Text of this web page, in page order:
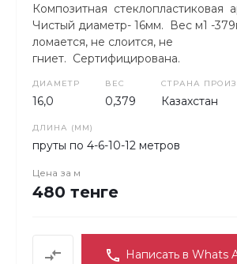
Композитная стеклопластиковая
Чистый диаметр- 16мм. Вес м1 -
ломается, не слоится, не
гниет. Сертифицирована.
ДИАМЕТР
16,0
ВЕС
0,379
СТРАНА
Казахстан
ДЛИНА (ММ)
пруты по 4-6-10-12 метров
Цена за м
480 тенге
Написать в Whats